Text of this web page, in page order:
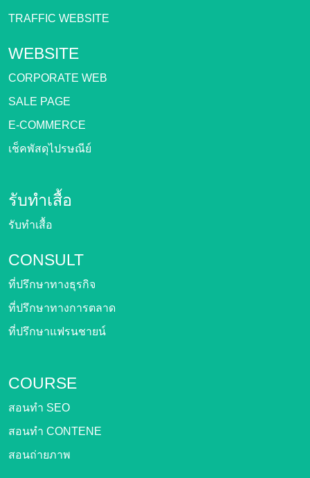
TRAFFIC WEBSITE
WEBSITE
CORPORATE WEB
SALE PAGE
E-COMMERCE
เช็คพัสดุไปรษณีย์
รับทำเสื้อ
รับทำเสื้อ
CONSULT
ที่ปรึกษาทางธุรกิจ
ที่ปรึกษาทางการตลาด
ที่ปรึกษาแฟรนชายน์
COURSE
สอนทำ SEO
สอนทำ CONTENE
สอนถ่ายภาพ